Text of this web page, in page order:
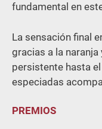
fundamental en
La sensación final
gracias a la
persistente hasta
especiadas
PREMIOS